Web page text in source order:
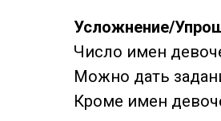
Усложнение/
Число имен
Можно дать
Кроме имен